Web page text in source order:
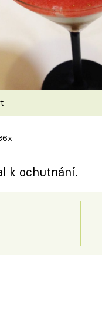
k ochutnání.